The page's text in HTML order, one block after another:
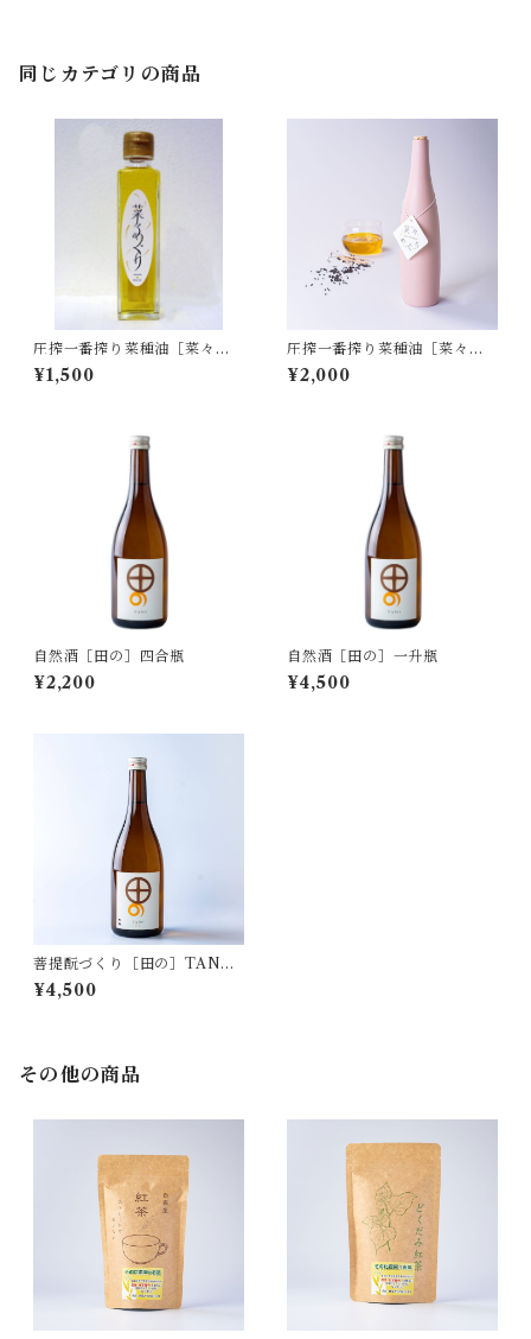
同じカテゴリの商品
圧搾一番搾り菜種油［菜々め
ぐり］ガラス瓶
¥1,500
圧搾一番搾り菜種油［菜々め
ぐり］年末特別価格
¥2,000
自然酒［田の］四合瓶
¥2,200
自然酒［田の］一升瓶
¥4,500
菩提酛づくり［田の］TANO
秋上がり 一升瓶
¥4,500
その他の商品